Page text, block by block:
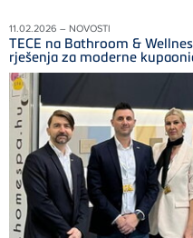
11.02.2026 – NOVOSTI
TECE na Bathroom &
rješenja za moderne